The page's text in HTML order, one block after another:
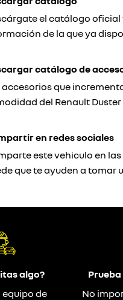
el catálogo
de la que ya
catálogo de
accesorios que
del Renault Duster
en redes sociales
este vehiculo en
que te ayuden a tomar
algo?
equipo de
No